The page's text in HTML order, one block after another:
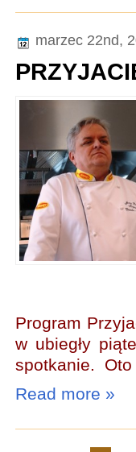
marzec 22nd,
Program
w ubiegły
spotkanie. Oto
Read more »